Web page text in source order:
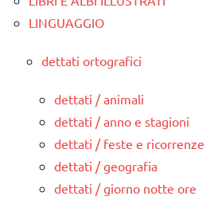
LINGUAGGIO
dettati ortografici
dettati / animali
dettati / anno e stagioni
dettati / feste e ricorrenze
dettati / geografia
dettati / giorno notte ore